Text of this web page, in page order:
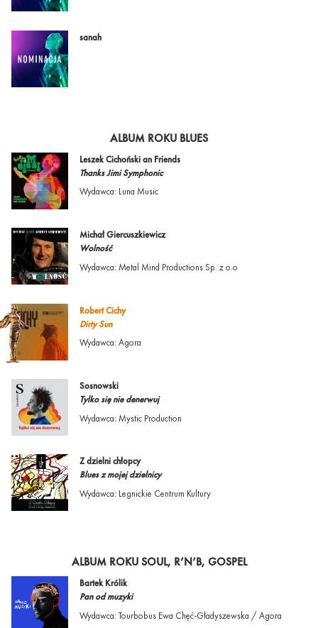
sanah
ALBUM ROKU BLUES
Leszek Cichoński an Friends
Thanks Jimi Symphonic
Wydawca: Luna Music
Michał Giercuszkiewicz
Wolność
Wydawca: Metal Mind Productions Sp. z o.o
Robert Cichy
Dirty Sun
Wydawca: Agora
Sosnowski
Tylko się nie denerwuj
Wydawca: Mystic Production
Z dzielni chłopcy
Blues z mojej dzielnicy
Wydawca: Legnickie Centrum Kultury
ALBUM ROKU SOUL, R’N’B, GOSPEL
Bartek Królik
Pan od muzyki
Wydawca: Tourbobus Ewa Chęć-Gładyszewska / Agora